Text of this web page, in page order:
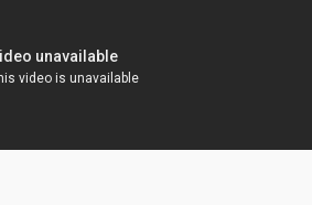
衛星及載板皆走弱